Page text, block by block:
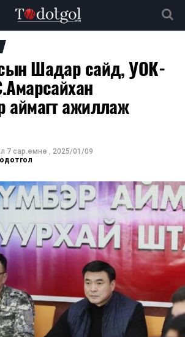
Шадар сайд, УОК-
аймагт ажиллаж
7 сар.өмнө , 2025/01/09